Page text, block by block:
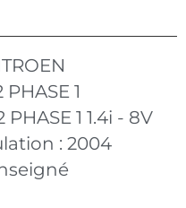
PHASE 1
PHASE 1 1.4i - 8V
: 2004